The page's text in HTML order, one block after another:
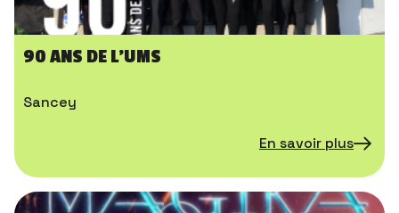
90 ANS DE L’UMS
Sancey
En savoir plus